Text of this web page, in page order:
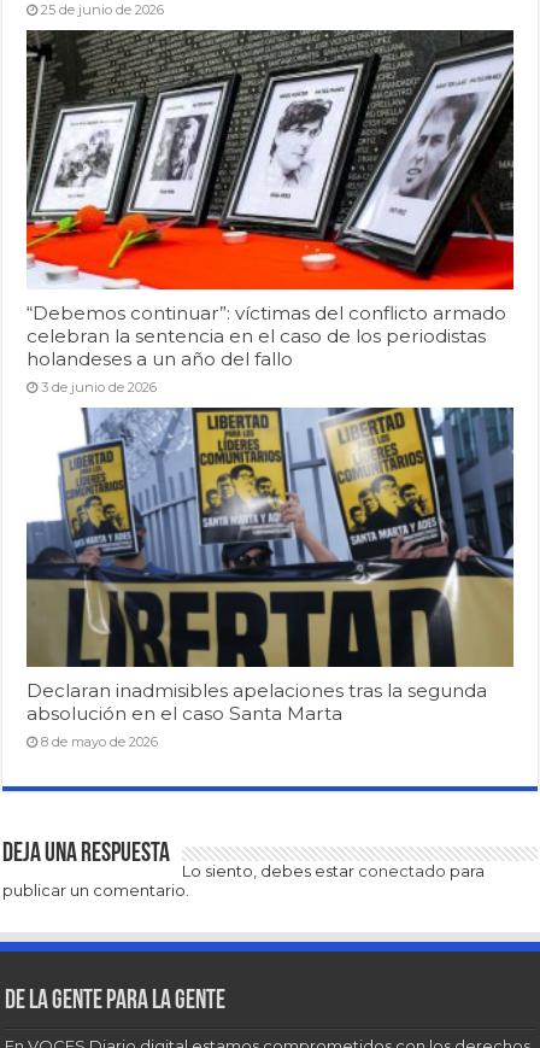
25 de junio de 2026
“Debemos continuar”: víctimas del conflicto armado
celebran la sentencia en el caso de los periodistas
holandeses a un año del fallo
3 de junio de 2026
Declaran inadmisibles apelaciones tras la segunda
absolución en el caso Santa Marta
8 de mayo de 2026
Deja una respuesta
Lo siento, debes estar conectado para
publicar un comentario.
De la gente para la gente